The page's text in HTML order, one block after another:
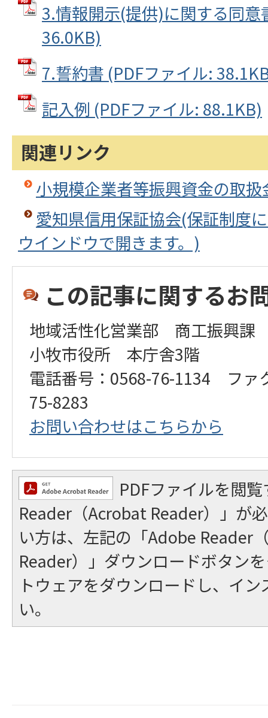
3.情報開示(提供)に関する同意
36.0KB)
7.誓約書 (PDFファイル:
記入例 (PDFファイル: 88.1KB)
関連リンク
小規模企業者等振興資金の取
愛知県信用保証協会(保証制度
ウインドウで開きます。)
この記事に関するお
地域活性化営業部 商工振興課
小牧市役所 本庁舎3階
電話番号：0568-76-1134 ファ
75-8283
お問い合わせはこちらから
PDFファイルを閲
Reader（Acrobat Reader）」が
い方は、左記の「Adobe Reader
Reader）」ダウンロードボタン
トウェアをダウンロードし、イ
い。